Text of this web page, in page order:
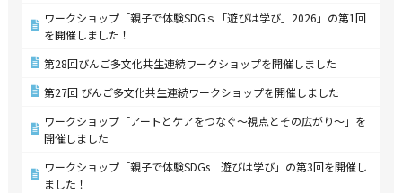
ワークショップ「親子で体験SDGｓ「遊びは学び」2026」の第1回
を開催しました！
第28回びんご多文化共生連続ワークショップを開催しました
第27回 びんご多文化共生連続ワークショップを開催しました
ワークショップ「アートとケアをつなぐ〜視点とその広がり〜」を
開催しました
ワークショップ「親子で体験SDGs 遊びは学び」の第3回を開催し
ました！